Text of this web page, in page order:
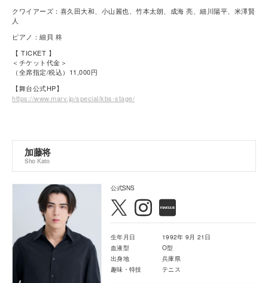
クワイアーズ：喜久田大和、小山麗也、竹本太朗、成海 亮、細川陽平、米澤賢
人
ピアノ：細貝 柊
【 TICKET 】
＜チケット代金＞
（全席指定/税込）11,000円
【舞台公式HP】
https://www.marv.jp/special/kbs-stage/
加藤将
Sho Kato
公式SNS
生年月日
1992年 9月 21日
血液型
O型
出身地
兵庫県
趣味・特技
テニス